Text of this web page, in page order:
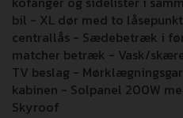
bil - XL dør med to
centrallås - Sædebetræk i
matcher betræk - Vask/
TV beslag -
kabinen - Solpanel 200W
Skyroof